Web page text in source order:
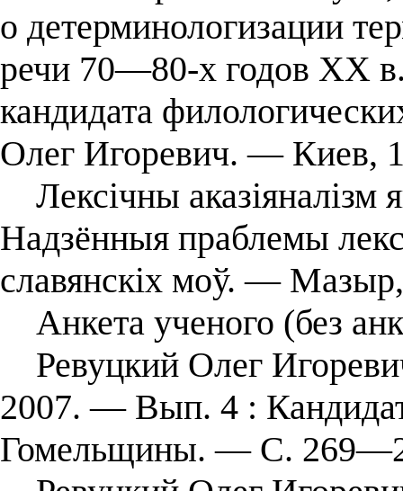
о детерминологизации
речи 70―80-х годов XX
кандидата
Олег Игоревич. ― Киев,
Лексічны аказіяналізм
Надзённыя праблемы
славянскіх моў. —
Анкета ученого (без
Ревуцкий Олег
2007. — Вып. 4 :
Гомельщины. — С.